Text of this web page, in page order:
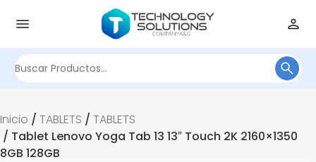
Inicio / TABLETS / TABLETS
/ Tablet Lenovo Yoga Tab 13 13″ Touch 2K 2160×1350
8GB 128GB